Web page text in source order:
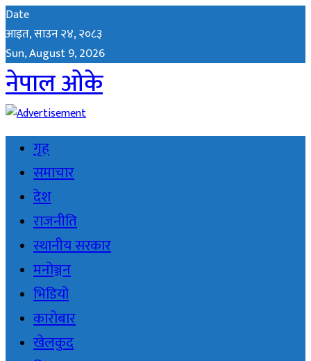
Date
आइत, साउन २४, २०८३
Sun, August 9, 2026
नेपाल ओके
गृह
समाचार
देश
राजनीति
स्थानीय सरकार
मनोञ्जन
भिडियो
कारोबार
खेलकुद